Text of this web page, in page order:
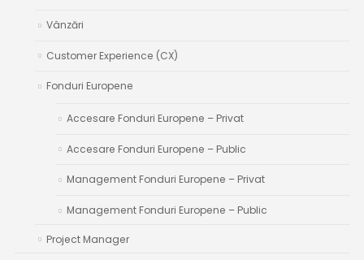
Vânzări
Customer Experience (CX)
Fonduri Europene
Accesare Fonduri Europene – Privat
Accesare Fonduri Europene – Public
Management Fonduri Europene – Privat
Management Fonduri Europene – Public
Project Manager